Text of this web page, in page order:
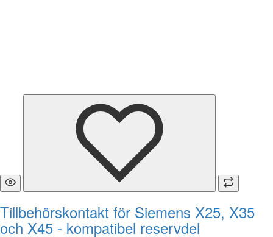
Tillbehörskontakt för Siemens X25, X35
och X45 - kompatibel reservdel